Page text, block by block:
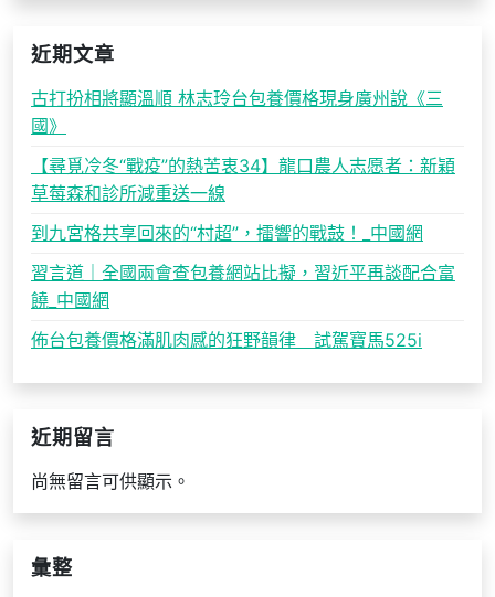
近期文章
古打扮相將顯溫順 林志玲台包養價格現身廣州說《三
國》
【尋覓冷冬“戰疫”的熱苦衷34】龍口農人志愿者：新穎
草莓森和診所減重送一線
到九宮格共享回來的“村超”，擂響的戰鼓！_中國網
習言道｜全國兩會查包養網站比擬，習近平再談配合富
饒_中國網
佈台包養價格滿肌肉感的狂野韻律 試駕寶馬525i
近期留言
尚無留言可供顯示。
彙整